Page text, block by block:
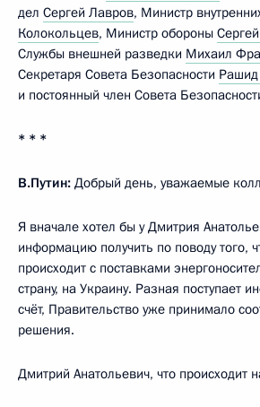
дел Сергей Лавров, Министр
Колокольцев, Министр обороны
Службы внешней разведки Михаил
Секретаря Совета Безопасности Рашид
и постоянный член Совета
* * *
В.Путин: Добрый день, уважаемые
Я вначале хотел бы у Дмитрия
информацию получить по поводу того,
происходит с поставками
страну, на Украину. Разная поступает
счёт, Правительство уже принимало
решения.
Дмитрий Анатольевич, что происходит